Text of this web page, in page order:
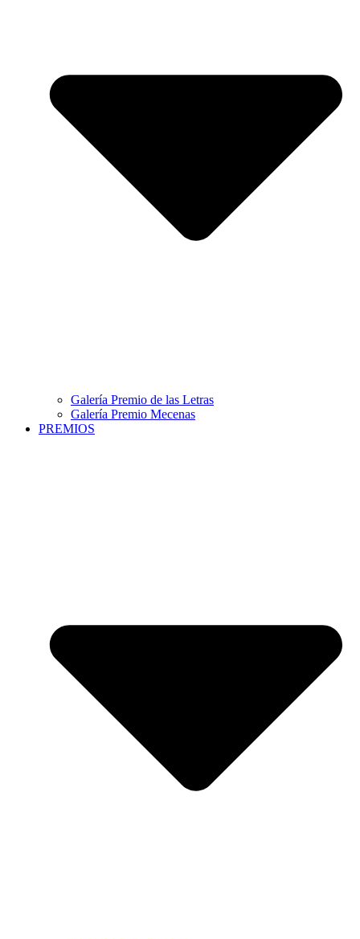
Galería Premio de las Letras
Galería Premio Mecenas
PREMIOS